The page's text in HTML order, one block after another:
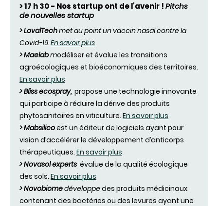
> 17 h 30 - Nos startup ont de l'avenir !Pitchs
de nouvelles startup
> LovalTechmet au point un vaccin nasal contre la
Covid-19.En savoir plus
> Maelabmodéliser et évalue les transitions
agroécologiques et bioéconomiques des territoires.
En savoir plus
> Bliss ecospray, propose une technologie innovante
qui participe à réduire la dérive des produits
phytosanitaires en viticulture. En savoir plus
> Mabsilicoest un éditeur de logiciels ayant pour
vision d’accélérer le développement d’anticorps
thérapeutiques. En savoir plus
> Novasol experts évalue de la qualité écologique
des sols. En savoir plus
> Novobiomedéveloppedes produits médicinaux
contenant des bactéries ou des levures ayant une